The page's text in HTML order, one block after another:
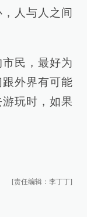
人与人之间
民，最好为
外界有可能
玩时，如果
[责任编辑：李丁丁]